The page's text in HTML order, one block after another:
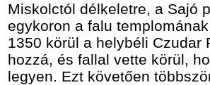
Miskolctól délkeletre, a Sajó
egykoron a falu
1350 körül a helybéli Czudar
hozzá, és fallal vette körül,
legyen. Ezt követően